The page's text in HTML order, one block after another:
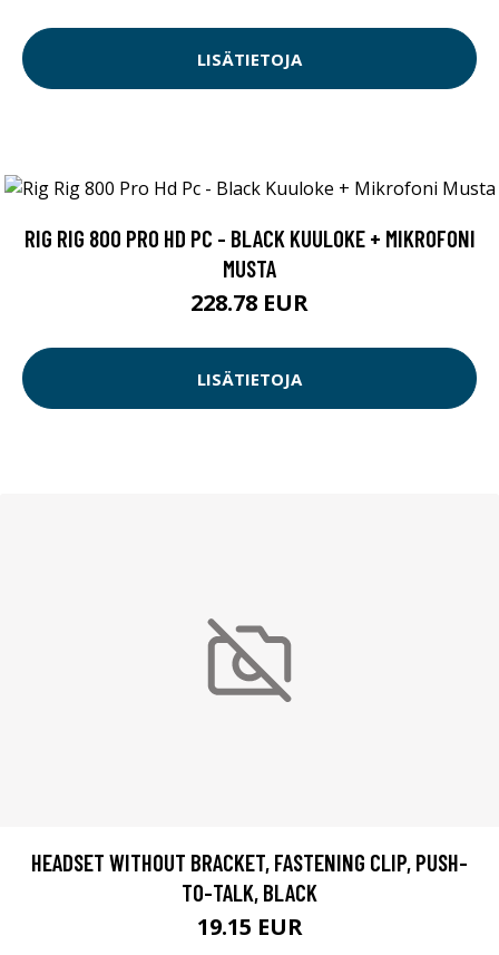
LISÄTIETOJA
RIG RIG 800 PRO HD PC - BLACK KUULOKE + MIKROFONI
MUSTA
228.78 EUR
LISÄTIETOJA
HEADSET WITHOUT BRACKET, FASTENING CLIP, PUSH-
TO-TALK, BLACK
19.15 EUR